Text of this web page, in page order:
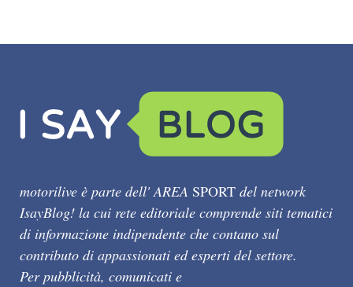
motorilive è parte dell' AREA SPORT del network
IsayBlog! la cui rete editoriale comprende siti tematici
di informazione indipendente che contano sul
contributo di appassionati ed esperti del settore.
Per pubblicità, comunicati e